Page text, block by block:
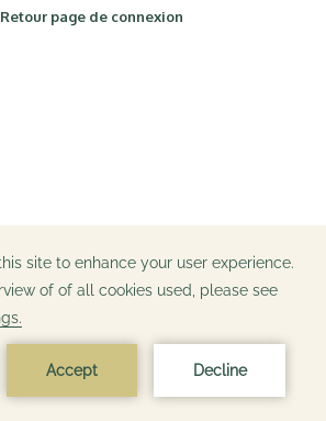
Retour page de connexion